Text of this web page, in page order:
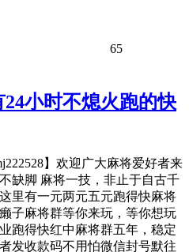
65
小时不熄火跑的快
】欢迎广大麻将爱好者来
缺脚 麻将一技，非止于自古千
里有一元两元五元跑得快麻将
子麻将群等你来玩，等你想玩
跑得快红中麻将群五年，稳定
发收款码不用怕微信封号默往